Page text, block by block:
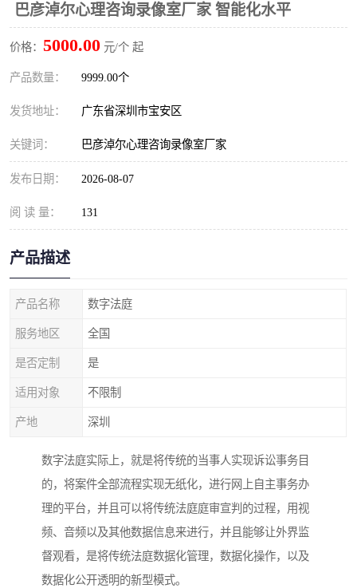
巴彦淖尔心理咨询录像室厂家 智能化水平
价格： 5000.00 元/个 起
产品数量： 9999.00个
发货地址： 广东省深圳市宝安区
关键词： 巴彦淖尔心理咨询录像室厂家
发布日期： 2026-08-07
阅 读 量： 131
产品描述
产品名称 数字法庭
服务地区 全国
是否定制 是
适用对象 不限制
产地 深圳
数字法庭实际上，就是将传统的当事人实现诉讼事务目
的，将案件全部流程实现无纸化，进行网上自主事务办
理的平台，并且可以将传统法庭庭审宣判的过程，用视
频、音频以及其他数据信息来进行，并且能够让外界监
督观看，是将传统法庭数据化管理，数据化操作，以及
数据化公开透明的新型模式。